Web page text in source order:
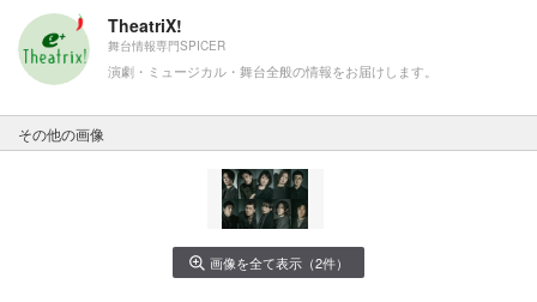
TheatriX!
舞台情報専門SPICER
演劇・ミュージカル・舞台全般の情報をお届けします。
その他の画像
画像を全て表示（2件）